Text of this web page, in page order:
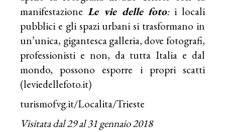
manifestazioneLe vie delle foto: i locali
pubblici e gli spazi urbani si trasformano in
un’unica, gigantesca galleria, dove fotografi,
professionisti e non, da tutta Italia e dal
mondo, possono esporre i propri scatti
(leviedellefoto.it)
turismofvg.it/Localita/Trieste
Visitata dal 29 al 31 gennaio 2018